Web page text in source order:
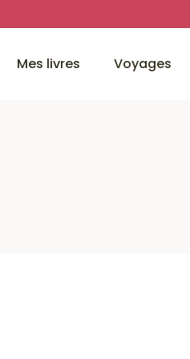
Mes livres Voyages